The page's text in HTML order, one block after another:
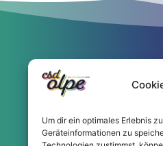
Um dir ein optimales Erlebnis
Geräteinformationen zu